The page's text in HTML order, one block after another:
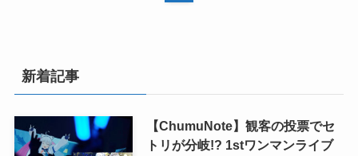
新着記事
【ChumuNote】観客の投票でセ
トリが分岐!? 1stワンマンライブ